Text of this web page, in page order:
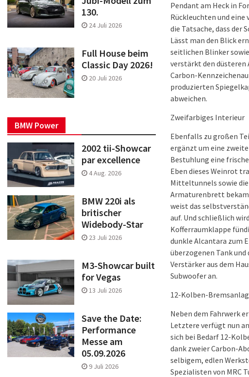
Pendant am Heck in
Rückleuchten und eine
die Tatsache, dass der
Lässt man den Blick
seitlichen Blinker
verstärkt den düsteren
Carbon-
produzierten
abweichen.
Zweifarbiges Interieur
Ebenfalls zu großen
ergänzt um eine
Bestuhlung eine
Eben dieses Weinrot
Mitteltunnels sowie
Armaturenbrett
weist das
auf. Und schließlich
Kofferraumklappe
dunkle Alcantara zum
überzogenen Tank
Verstärker aus dem
Subwoofer an.
12-Kolben-
Neben dem Fahrwerk
Letztere verfügt nun
sich bei Bedarf 12-
dank zweier Carbon-
selbigem, edlen
Spezialisten von MRC
130.
24 Juli 2026
Full House beim
Classic Day 2026!
20 Juli 2026
BMW Power
2002 tii-Showcar
par excellence
4 Aug. 2026
BMW 220i als
britischer
Widebody-Star
23 Juli 2026
M3-Showcar built
for Vegas
13 Juli 2026
Save the Date:
Performance
Messe am
05.09.2026
9 Juli 2026